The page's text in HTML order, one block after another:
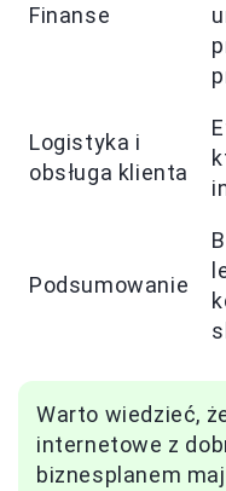
Finanse
Logistyka i
obsługa klienta
Podsumowanie
Warto wiedzieć,
internetowe z
biznesplanem